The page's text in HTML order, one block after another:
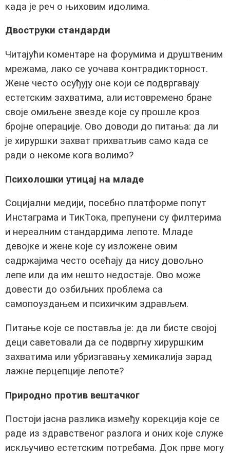
када је реч о њиховим идолима.
Двоструки стандарди
Читајући коментаре на форумима и друштвеним
мрежама, лако се уочава контрадикторност.
Жене често осуђују оне који се подвргавају
естетским захватима, али истовремено бране
своје омиљене звезде које су прошле кроз
бројне операције. Ово доводи до питања: да ли
је хируршки захват прихватљив само када се
ради о некоме кога волимо?
Психолошки утицај на младе
Социјални медији, посебно платформе попут
Инстаграма и ТикТока, препунени су филтерима
и нереалним стандардима лепоте. Младе
девојке и жене које су изложене овим
садржајима често осећају да нису довољно
лепе или да им нешто недостаје. Ово може
довести до озбиљних проблема са
самопоуздањем и психичким здрављем.
Питање које се поставља је: да ли бисте својој
деци саветовали да се подвргну хируршким
захватима или убризгавању хемикалија зарад
лажне перцепције лепоте?
Природно против вештачког
Постоји јасна разлика између корекција које се
раде из здравственог разлога и оних које служе
искључиво естетским потребама. Док прве могу